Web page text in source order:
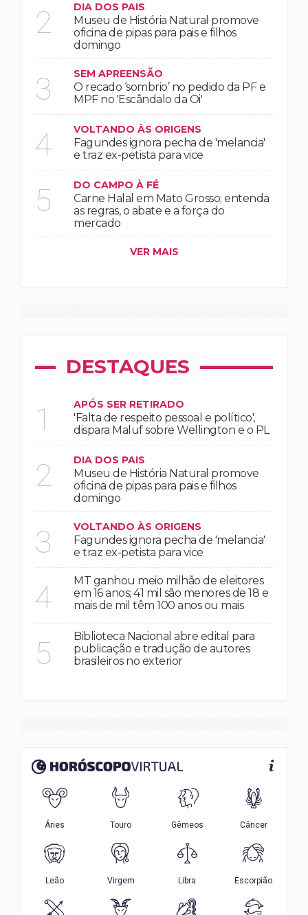
2 DIA DOS PAIS
Museu de História Natural promove
oficina de pipas para pais e filhos
domingo
3 SEM APREENSÃO
O recado ‘sombrio’ no pedido da PF e
MPF no 'Escândalo da Oi'
4 VOLTANDO ÀS ORIGENS
Fagundes ignora pecha de 'melancia'
e traz ex-petista para vice
5 DO CAMPO À FÉ
Carne Halal em Mato Grosso; entenda
as regras, o abate e a força do
mercado
VER MAIS
DESTAQUES
1 APÓS SER RETIRADO
'Falta de respeito pessoal e político',
dispara Maluf sobre Wellington e o PL
2 DIA DOS PAIS
Museu de História Natural promove
oficina de pipas para pais e filhos
domingo
3 VOLTANDO ÀS ORIGENS
Fagundes ignora pecha de 'melancia'
e traz ex-petista para vice
4
MT ganhou meio milhão de eleitores
em 16 anos; 41 mil são menores de 18 e
mais de mil têm 100 anos ou mais
5
Biblioteca Nacional abre edital para
publicação e tradução de autores
brasileiros no exterior